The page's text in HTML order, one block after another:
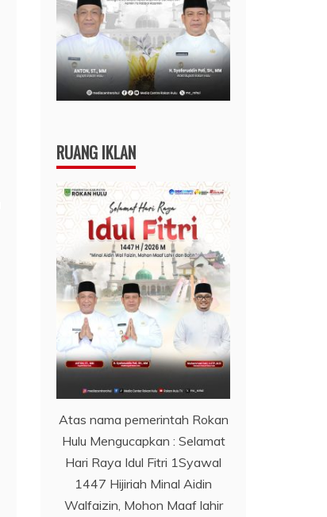
RUANG IKLAN
Atas nama pemerintah Rokan
Hulu Mengucapkan : Selamat
Hari Raya Idul Fitri 1Syawal
1447 Hijiriah Minal Aidin
Walfaizin, Mohon Maaf lahir